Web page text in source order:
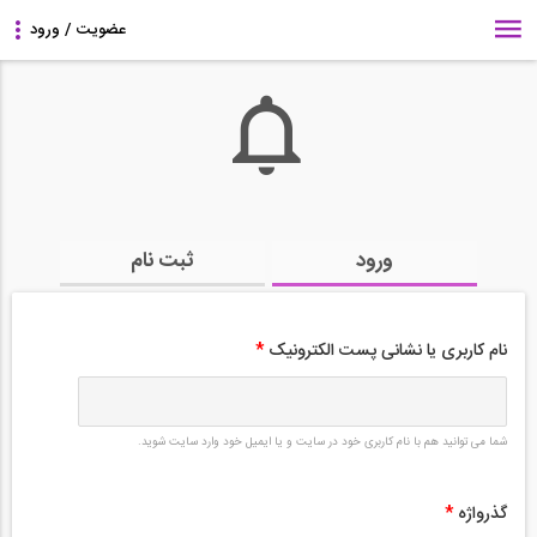
ورود ثبت نام
نام کاربری یا نشانی پست الکترونیک *
شما می توانید هم با نام کاربری خود در سایت و یا ایمیل خود وارد سایت شوید.
گذرواژه *